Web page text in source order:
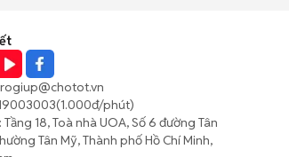
(1.000đ/phút)
18, Toà nhà UOA, Số 6 đường Tân
Tân Mỹ, Thành phố Hồ Chí Minh,